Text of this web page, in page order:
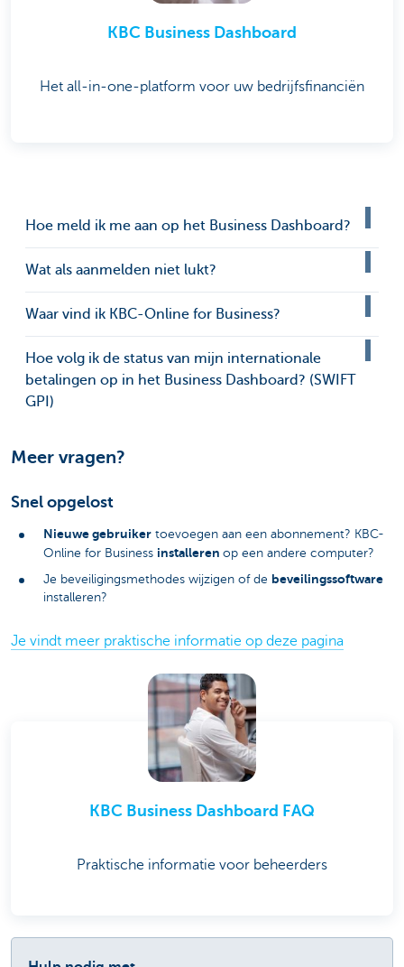
KBC Business Dashboard
Het all-in-one-platform voor uw bedrijfsfinanciën
Hoe meld ik me aan op het Business Dashboard?
Wat als aanmelden niet lukt?
Waar vind ik KBC-Online for Business?
Hoe volg ik de status van mijn internationale
betalingen op in het Business Dashboard? (SWIFT
GPI)
Meer vragen?
Snel opgelost
Nieuwe gebruiker toevoegen aan een abonnement? KBC-
Online for Business installeren op een andere computer?
Je beveiligingsmethodes wijzigen of de beveilingssoftware
installeren?
Je vindt meer praktische informatie op deze pagina
KBC Business Dashboard FAQ
Praktische informatie voor beheerders